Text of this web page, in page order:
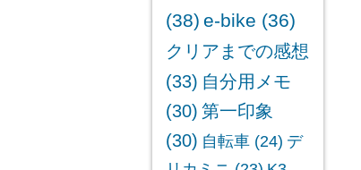
(38) e-bike (36)
クリアまでの感想
(33) 自分用メモ
(30) 第一印象
(30) 自転車(24) デ